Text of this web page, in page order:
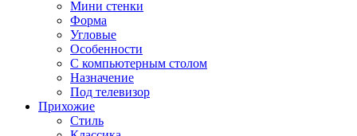
Мини стенки
Форма
Угловые
Особенности
С компьютерным столом
Назначение
Под телевизор
Прихожие
Стиль